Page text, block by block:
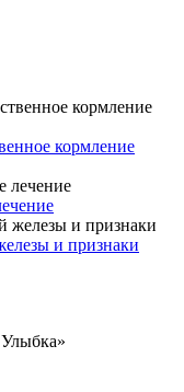
кормление
и признаки